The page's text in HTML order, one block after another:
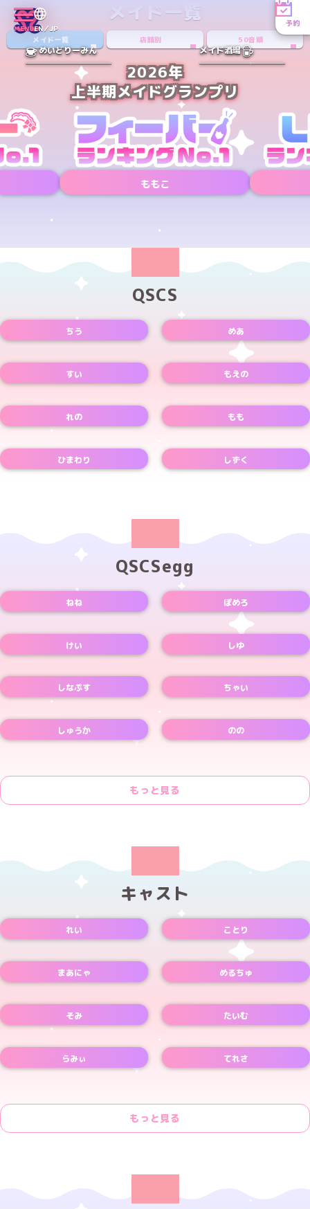
MENUEN／JP
予約
めいどりーみん メイド酒場
メイド一覧
メイド一覧 店舗別 50音順
2026年
上半期メイドグランプリ
ももこ
QSCS
ちう
めあ
すい
もえの
れの
もも
ひまわり
しずく
QSCSegg
ねね
ぽめろ
けい
しゆ
しなぷす
ちゃい
しゅうか
のの
もっと見る
キャスト
れい
ことり
まあにゃ
めるちゅ
そみ
たいむ
らみぃ
てれさ
もっと見る